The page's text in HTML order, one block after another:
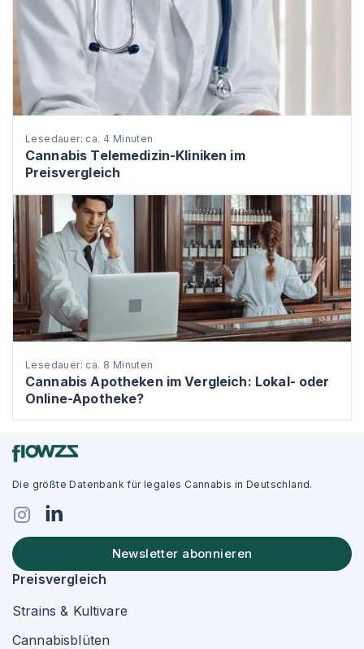
Lesedauer: ca. 4 Minuten
Cannabis Telemedizin-Kliniken im
Preisvergleich
Lesedauer: ca. 8 Minuten
Cannabis Apotheken im Vergleich: Lokal- oder
Online-Apotheke?
Die größte Datenbank für legales Cannabis in Deutschland.
Newsletter abonnieren
Preisvergleich
Strains & Kultivare
Cannabisblüten